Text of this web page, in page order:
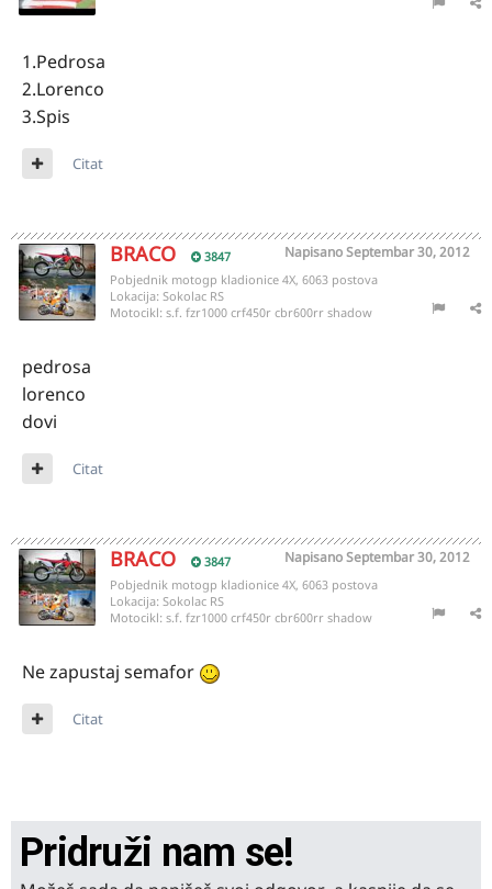
1.Pedrosa
2.Lorenco
3.Spis
Citat
BRACO 3847 NapisanoSeptembar 30, 2012
Pobjednik motogp kladionice 4X, 6063 postova
Lokacija: Sokolac RS
Motocikl: s.f. fzr1000 crf450r cbr600rr shadow
pedrosa
lorenco
dovi
Citat
BRACO 3847 NapisanoSeptembar 30, 2012
Pobjednik motogp kladionice 4X, 6063 postova
Lokacija: Sokolac RS
Motocikl: s.f. fzr1000 crf450r cbr600rr shadow
Ne zapustaj semafor
Citat
Pridruži nam se!